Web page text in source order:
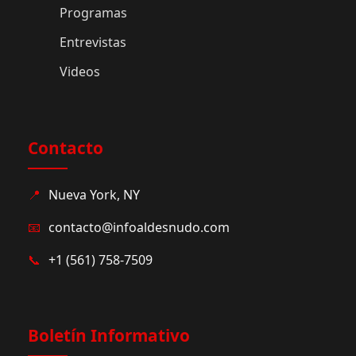
Programas
Entrevistas
Videos
Contacto
📍 Nueva York, NY
📧 contacto@infoaldesnudo.com
📞 +1 (561) 758-7509
Boletín Informativo